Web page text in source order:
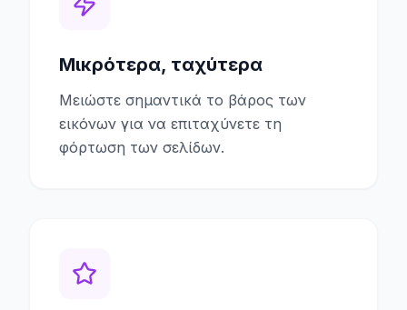
Μικρότερα, ταχύτερα
Μειώστε σημαντικά το βάρος των
εικόνων για να επιταχύνετε τη
φόρτωση των σελίδων.